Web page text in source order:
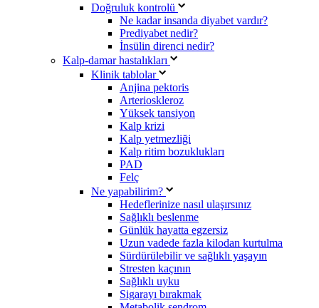
Doğruluk kontrolü
Ne kadar insanda diyabet vardır?
Prediyabet nedir?
İnsülin direnci nedir?
Kalp-damar hastalıkları
Klinik tablolar
Anjina pektoris
Arterioskleroz
Yüksek tansiyon
Kalp krizi
Kalp yetmezliği
Kalp ritim bozuklukları
PAD
Felç
Ne yapabilirim?
Hedeflerinize nasıl ulaşırsınız
Sağlıklı beslenme
Günlük hayatta egzersiz
Uzun vadede fazla kilodan kurtulma
Sürdürülebilir ve sağlıklı yaşayın
Stresten kaçının
Sağlıklı uyku
Sigarayı bırakmak